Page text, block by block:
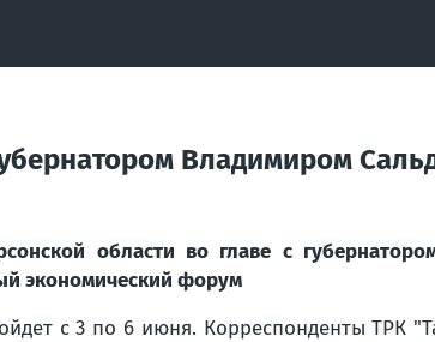
Владимиром
области во главе с
экономический форум
с 3 по 6 июня. Корреспонденты ТРК